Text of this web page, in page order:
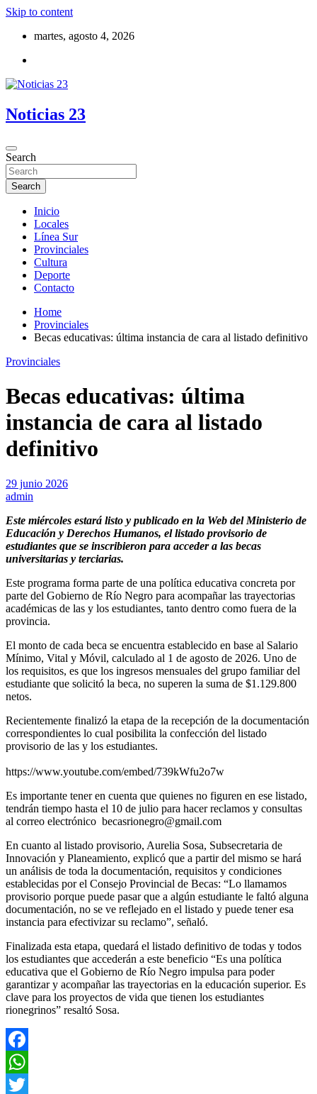
Skip to content
martes, agosto 4, 2026
Noticias 23
Search
Search
Inicio
Locales
Línea Sur
Provinciales
Cultura
Deporte
Contacto
Home
Provinciales
Becas educativas: última instancia de cara al listado definitivo
Provinciales
Becas educativas: última
instancia de cara al listado
definitivo
29 junio 2026
admin
Este miércoles estará listo y publicado en la Web del Ministerio de
Educación y Derechos Humanos, el listado provisorio de
estudiantes que se inscribieron para acceder a las becas
universitarias y terciarias.
Este programa forma parte de una política educativa concreta por
parte del Gobierno de Río Negro para acompañar las trayectorias
académicas de las y los estudiantes, tanto dentro como fuera de la
provincia.
El monto de cada beca se encuentra establecido en base al Salario
Mínimo, Vital y Móvil, calculado al 1 de agosto de 2026. Uno de
los requisitos, es que los ingresos mensuales del grupo familiar del
estudiante que solicitó la beca, no superen la suma de $1.129.800
netos.
Recientemente finalizó la etapa de la recepción de la documentación
correspondientes lo cual posibilita la confección del listado
provisorio de las y los estudiantes.
https://www.youtube.com/embed/739kWfu2o7w
Es importante tener en cuenta que quienes no figuren en ese listado,
tendrán tiempo hasta el 10 de julio para hacer reclamos y consultas
al correo electrónico becasrionegro@gmail.com
En cuanto al listado provisorio, Aurelia Sosa, Subsecretaria de
Innovación y Planeamiento, explicó que a partir del mismo se hará
un análisis de toda la documentación, requisitos y condiciones
establecidas por el Consejo Provincial de Becas: “Lo llamamos
provisorio porque puede pasar que a algún estudiante le faltó alguna
documentación, no se ve reflejado en el listado y puede tener esa
instancia para efectivizar su reclamo”, señaló.
Finalizada esta etapa, quedará el listado definitivo de todas y todos
los estudiantes que accederán a este beneficio “Es una política
educativa que el Gobierno de Río Negro impulsa para poder
garantizar y acompañar las trayectorias en la educación superior. Es
clave para los proyectos de vida que tienen los estudiantes
rionegrinos” resaltó Sosa.
Facebook
WhatsApp